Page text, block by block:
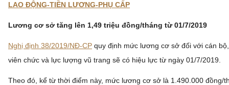
LAO ĐỘNG-TIỀN LƯƠNG-PHỤ CẤP
Lương cơ sở tăng lên 1,49 triệu đồng/tháng từ 01/7/2019
Nghị định 38/2019/NĐ-CP quy định mức lương cơ sở đối với cán
viên chức và lực lượng vũ trang sẽ có hiệu lực từ ngày 01/7/2019.
Theo đó, kể từ thời điểm này, mức lương cơ sở là 1.490.000 đồng/